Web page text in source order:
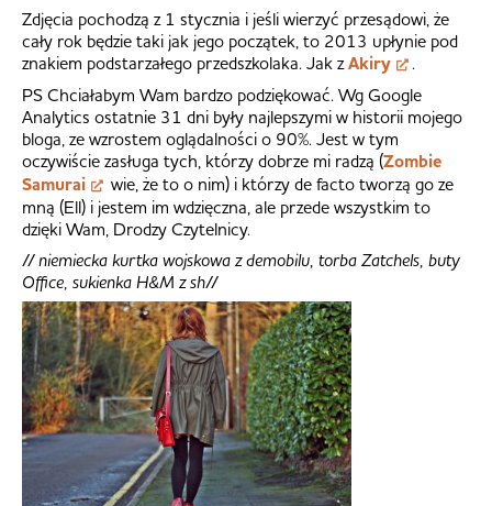
Zdjęcia pochodzą z 1 stycznia i jeśli wierzyć przesądowi, że
cały rok będzie taki jak jego początek, to 2013 upłynie pod
znakiem podstarzałego przedszkolaka. Jak zAkiry
.
PS Chciałabym Wam bardzo podziękować. Wg Google
Analytics ostatnie 31 dni były najlepszymi w historii mojego
bloga, ze wzrostem oglądalności o 90%. Jest w tym
oczywiście zasługa tych, którzy dobrze mi radzą (Zombie
Samurai
wie, że to o nim) i którzy de facto tworzą go ze
mną (Ell) i jestem im wdzięczna, ale przede wszystkim to
dzięki Wam, Drodzy Czytelnicy.
// niemiecka kurtka wojskowa z demobilu, torba Zatchels, buty
Office, sukienka H&M z sh//